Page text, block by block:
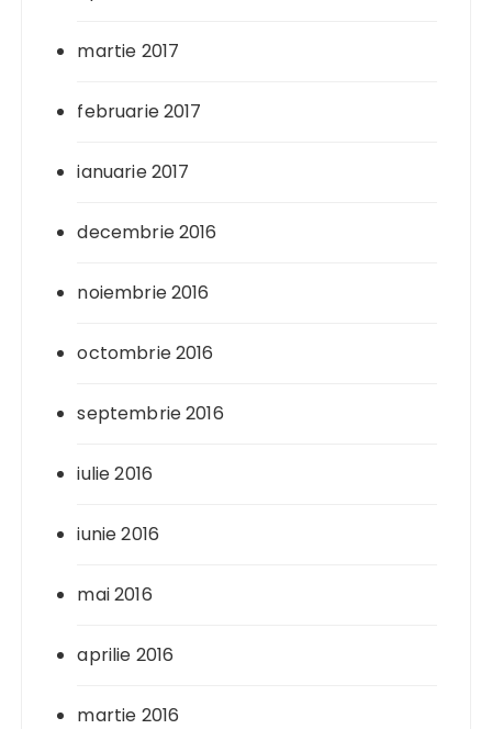
martie 2017
februarie 2017
ianuarie 2017
decembrie 2016
noiembrie 2016
octombrie 2016
septembrie 2016
iulie 2016
iunie 2016
mai 2016
aprilie 2016
martie 2016